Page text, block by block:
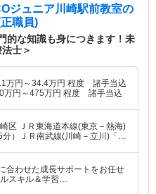
ジュニア川崎駅前教室の
職員)
的な知識も身につきます！未
士＞
万円～34.4万円 程度 諸手当込
万円～475万円 程度 諸手当込
区 ＪＲ東海道本線(東京－熱海)
分）ＪＲ南武線(川崎－立川)「川
合わせた成長サポートをお任せ
スキル＆学習…